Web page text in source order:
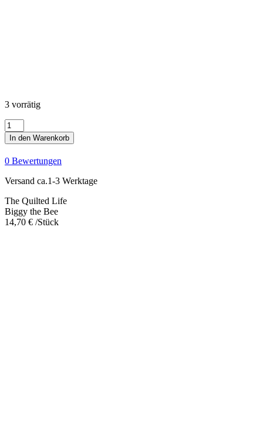
3 vorrätig
Biggy
the
Bee
Menge
In den Warenkorb
0 Bewertungen
Versand ca.1-3 Werktage
The Quilted Life
Biggy the Bee
14,70 € /Stück